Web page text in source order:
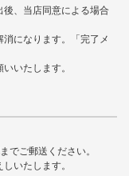
、当店同意による場合
になります。「完了メ
いたします。
でご郵送ください。
いたします。